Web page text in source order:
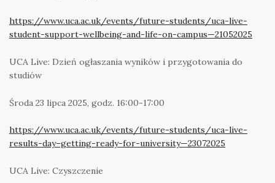
https://www.uca.ac.uk/events/future-students/uca-live-
student-support-wellbeing-and-life-on-campus—21052025
UCA Live: Dzień ogłaszania wyników i przygotowania do
studiów
Środa 23 lipca 2025, godz. 16:00-17:00
https://www.uca.ac.uk/events/future-students/uca-live-
results-day–getting-ready-for-university—23072025
UCA Live: Czyszczenie